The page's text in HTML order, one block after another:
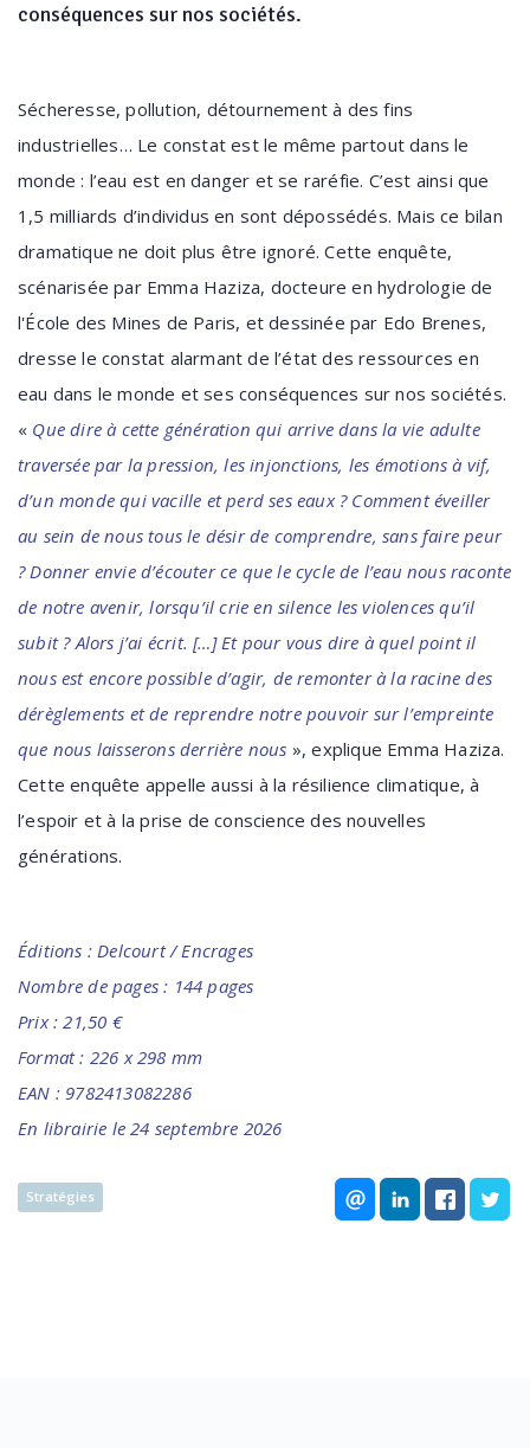
conséquences sur nos sociétés.
Sécheresse, pollution, détournement à des fins
industrielles… Le constat est le même partout dans le
monde : l’eau est en danger et se raréfie. C’est ainsi que
1,5 milliards d’individus en sont dépossédés. Mais ce bilan
dramatique ne doit plus être ignoré. Cette enquête,
scénarisée par Emma Haziza, docteure en hydrologie de
l'École des Mines de Paris, et dessinée par Edo Brenes,
dresse le constat alarmant de l’état des ressources en
eau dans le monde et ses conséquences sur nos sociétés.
« Que dire à cette génération qui arrive dans la vie adulte
traversée par la pression, les injonctions, les émotions à vif,
d’un monde qui vacille et perd ses eaux ? Comment éveiller
au sein de nous tous le désir de comprendre, sans faire peur
? Donner envie d’écouter ce que le cycle de l’eau nous raconte
de notre avenir, lorsqu’il crie en silence les violences qu’il
subit ? Alors j’ai écrit. […] Et pour vous dire à quel point il
nous est encore possible d’agir, de remonter à la racine des
dérèglements et de reprendre notre pouvoir sur l’empreinte
que nous laisserons derrière nous », explique Emma Haziza.
Cette enquête appelle aussi à la résilience climatique, à
l’espoir et à la prise de conscience des nouvelles
générations.
Éditions : Delcourt / Encrages
Nombre de pages : 144 pages
Prix : 21,50 €
Format : 226 x 298 mm
EAN : 9782413082286
En librairie le 24 septembre 2026
Stratégies